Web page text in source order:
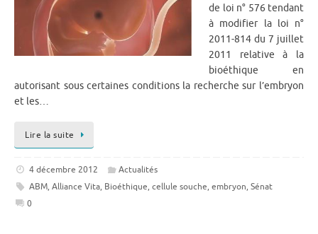
de loi n° 576 tendant
à modifier la loi n°
2011-814 du 7 juillet
2011 relative à la
bioéthique en
autorisant sous certaines conditions la recherche sur l’embryon
et les…
Lire la suite
4 décembre 2012
Actualités
ABM, Alliance Vita, Bioéthique, cellule souche, embryon, Sénat
0